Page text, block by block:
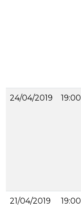
24/04/2019 19:00
21/04/2019 19:00